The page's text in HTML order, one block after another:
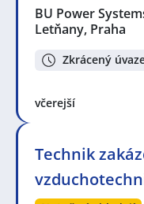
BU Power
Letňany, Praha
Zkrácený
včerejší
Technik